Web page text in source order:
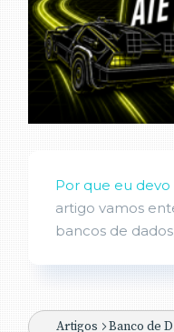
Por que eu
artigo vamos
bancos de
características
realizar a
Artigos